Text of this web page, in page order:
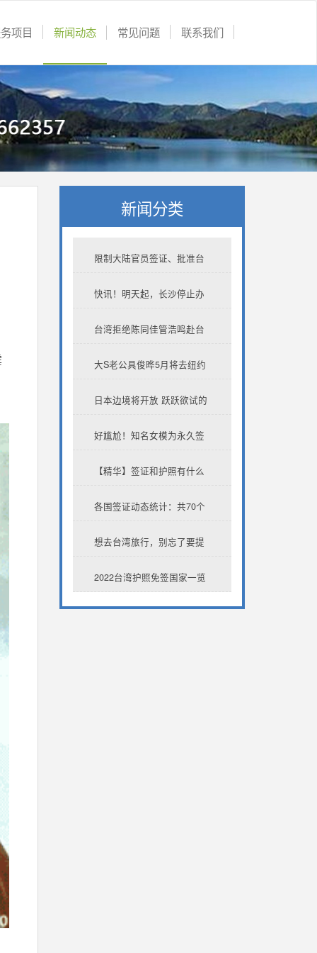
项目 新闻动态 常见问题 联系我们
新闻分类
限制大陆官员签证、批准台
湾加入境外预先通关 美国又
快讯！明天起，长沙停止办
理台湾自由行签证
台湾拒绝陈同佳管浩鸣赴台
签证申请
大S老公具俊晔5月将去纽约
演出，汪小菲迎来最好的“夺
日本边境将开放 跃跃欲试的
台湾“高端仔”却要自费核酸检
好尴尬！知名女模为永久签
证与日本人隐婚，因带台湾
【精华】签证和护照有什么
区别？如何分别办理签证与
各国签证动态统计：共70个
国家，出国要了解签证，看
想去台湾旅行，别忘了要提
前办好签证
2022台湾护照免签国家一览
表！